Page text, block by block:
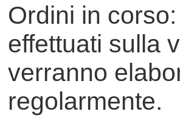
Ordini in
effettuati sulla
verranno
regolarmente.